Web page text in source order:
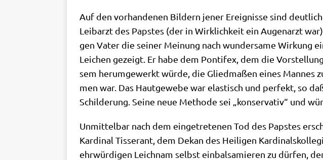
Auf den vor­han­de­nen Bil­dern jener Ereig­nis­se sind
Leib­arzt des Pap­stes (der in Wirk­lich­keit ein Augen­arzt
gen Vater die sei­ner Mei­nung nach wun­der­sa­me Wir­kung
Lei­chen gezeigt. Er habe dem Pon­ti­fex, dem die
sem her­um­ge­werkt wür­de, die Glied­ma­ßen eines
men war. Das Haut­ge­we­be war ela­stisch und per­fekt, so
Schil­de­rung. Sei­ne neue Metho­de sei „kon­ser­va­tiv“ und
Unmit­tel­bar nach dem ein­ge­tre­te­nen Tod des Pap­stes
Kar­di­nal Tis­serant, dem Dekan des Hei­li­gen
ehr­wür­di­gen Leich­nam selbst ein­bal­sa­mie­ren zu dür­fen,